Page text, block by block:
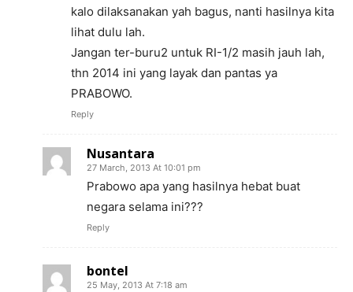
kalo dilaksanakan yah bagus, nanti hasilnya kita
lihat dulu lah.
Jangan ter-buru2 untuk RI-1/2 masih jauh lah,
thn 2014 ini yang layak dan pantas ya
PRABOWO.
Reply
Nusantara
27 March, 2013 At 10:01 pm
Prabowo apa yang hasilnya hebat buat
negara selama ini???
Reply
bontel
25 May, 2013 At 7:18 am